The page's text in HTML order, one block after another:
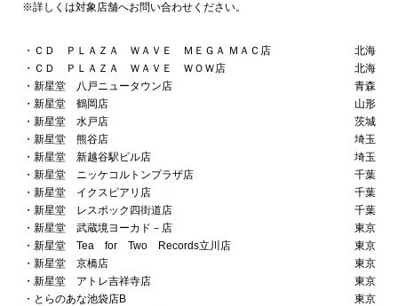
※詳しくは対象店舗へお問い合わせください。
・ＣＤ ＰＬＡＺＡ ＷＡＶＥ ＭＥＧＡ ＭＡＣ店
北海道
・ＣＤ ＰＬＡＺＡ ＷＡＶＥ ＷＯＷ店
北海道
・新星堂 八戸ニュータウン店
青森県
・新星堂 鶴岡店
山形県
・新星堂 水戸店
茨城県
・新星堂 熊谷店
埼玉県
・新星堂 新越谷駅ビル店
埼玉県
・新星堂 ニッケコルトンプラザ店
千葉県
・新星堂 イクスピアリ店
千葉県
・新星堂 レスポック四街道店
千葉県
・新星堂 武蔵境ヨーカド－店
東京都
・新星堂 Tea for Two Records立川店
東京都
・新星堂 京橋店
東京都
・新星堂 アトレ吉祥寺店
東京都
・とらのあな池袋店B
東京都